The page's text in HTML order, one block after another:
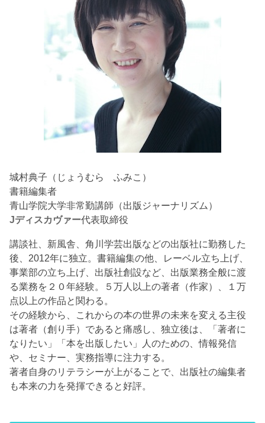
城村典子（じょうむら ふみこ）
書籍編集者
青山学院大学非常勤講師（出版ジャーナリズム）
Jディスカヴァー代表取締役
講談社、新風舎、角川学芸出版などの出版社に勤務した
後、2012年に独立。書籍編集の他、レーベル立ち上げ、
事業部の立ち上げ、出版社創設など、出版業務全般に渡
る業務を２０年経験。５万人以上の著者（作家）、１万
点以上の作品と関わる。
その経験から、これからの本の世界の未来を変える主役
は著者（創り手）であると痛感し、独立後は、「著者に
なりたい」「本を出版したい」人のための、情報発信
や、セミナー、実務指導に注力する。
著者自身のリテラシーが上がることで、出版社の編集者
も本来の力を発揮できると好評。